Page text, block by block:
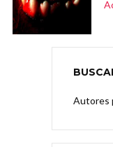
Autores